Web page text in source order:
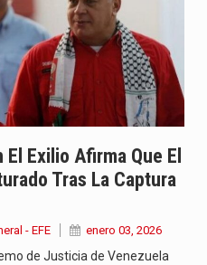
Exilio Afirma Que El
Tras La Captura
- EFE enero 03, 2026
de Justicia de Venezuela